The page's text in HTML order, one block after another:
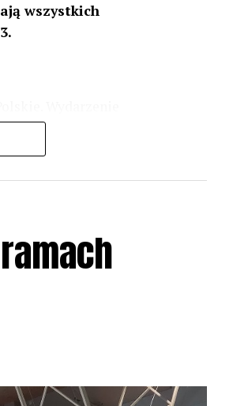
wszystkich
na
się w aktywne
wydarzenie obowiązują